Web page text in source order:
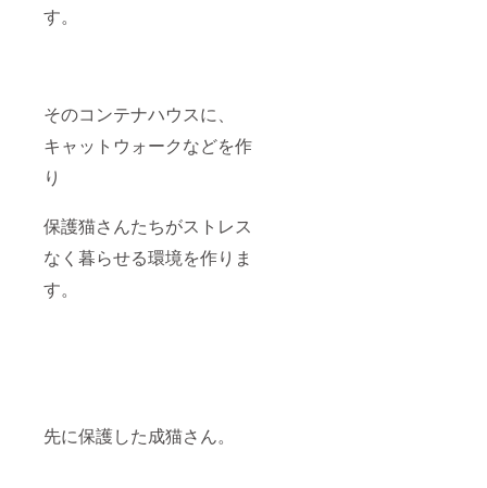
す。
そのコンテナハウスに、
キャットウォークなどを作
り
保護猫さんたちがストレス
なく暮らせる環境を作りま
す。
先に保護した成猫さん。